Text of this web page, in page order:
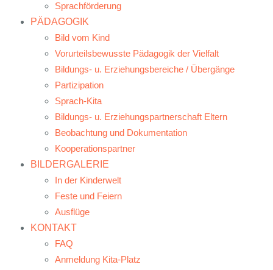
Sprachförderung
PÄDAGOGIK
Bild vom Kind
Vorurteilsbewusste Pädagogik der Vielfalt
Bildungs- u. Erziehungsbereiche / Übergänge
Partizipation
Sprach-Kita
Bildungs- u. Erziehungspartnerschaft Eltern
Beobachtung und Dokumentation
Kooperationspartner
BILDERGALERIE
In der Kinderwelt
Feste und Feiern
Ausflüge
KONTAKT
FAQ
Anmeldung Kita-Platz